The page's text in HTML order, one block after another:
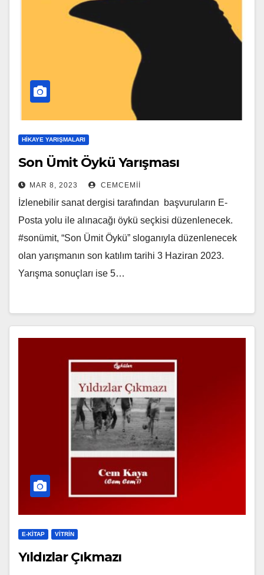
HIKAYE YARIŞMALARI
Son Ümit Öykü Yarışması
MAR 8, 2023 CEMCEMII
İzlenebilir sanat dergisi tarafından başvuruların E-
Posta yolu ile alınacağı öykü seçkisi düzenlenecek.
#sonümit, “Son Ümit Öykü” sloganıyla düzenlenecek
olan yarışmanın son katılım tarihi 3 Haziran 2023.
Yarışma sonuçları ise 5…
E-KİTAP VITRIN
Yıldızlar Çıkmazı